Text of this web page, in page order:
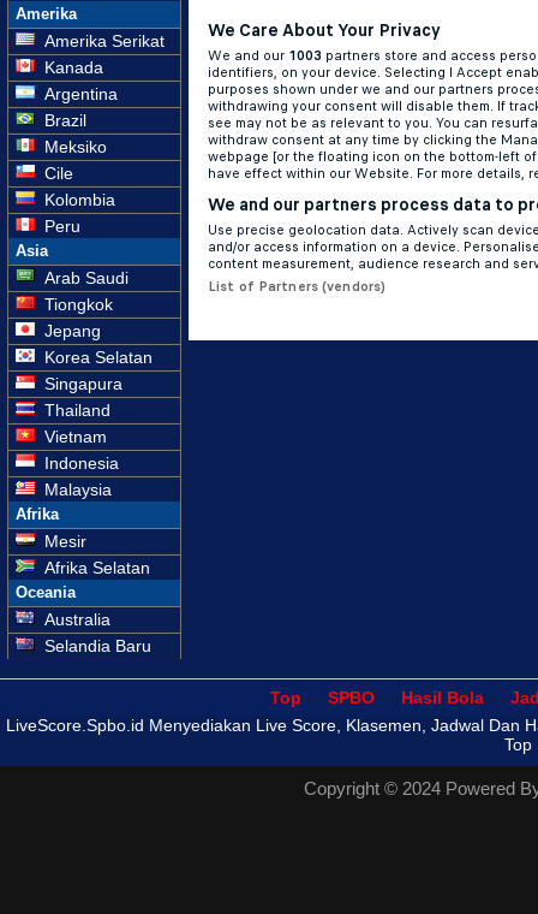
Amerika
Amerika Serikat
Kanada
Argentina
Brazil
Meksiko
Cile
Kolombia
Peru
Asia
Arab Saudi
Tiongkok
Jepang
Korea Selatan
Singapura
Thailand
Vietnam
Indonesia
Malaysia
Afrika
Mesir
Afrika Selatan
Oceania
Australia
Selandia Baru
Top - - SPBO- - Hasil Bola- -
LiveScore.Spbo.id Menyediakan Live Score, Klasemen, Jadwal Dan
Top
Copyright © 2024 Powered